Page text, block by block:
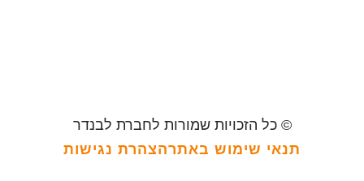
© כל הזכויות שמורות לחברת לבנדר
תנאי שימוש באתרהצהרת נגישות